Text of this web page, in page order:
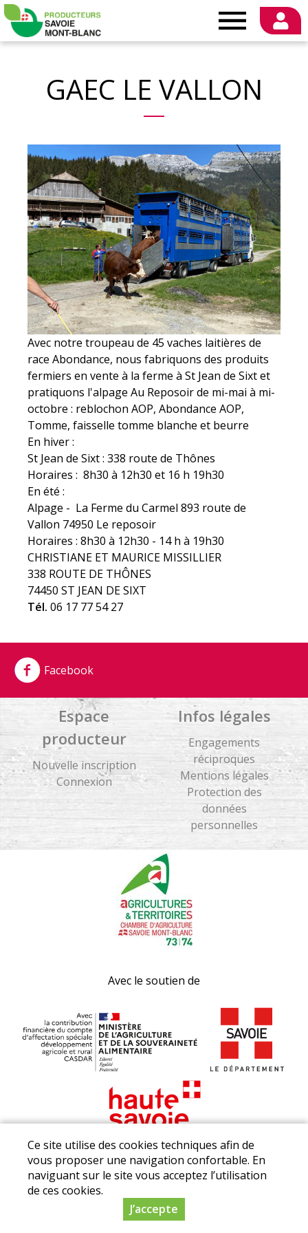
Mont-
Blanc
GAEC LE VALLON
Avec notre troupeau de 45 vaches laitières de
race Abondance, nous fabriquons des produits
fermiers en vente à la ferme à St Jean de Sixt et
pratiquons l'alpage Au Reposoir de mi-mai à mi-
octobre : reblochon AOP, Abondance AOP,
Tomme, faisselle tomme blanche et beurre
En hiver :
St Jean de Sixt : 338 route de Thônes
Horaires : 8h30 à 12h30 et 16 h 19h30
En été :
Alpage - La Ferme du Carmel 893 route de
Vallon 74950 Le reposoir
Horaires : 8h30 à 12h30 - 14 h à 19h30
CHRISTIANE ET MAURICE MISSILLIER
338 ROUTE DE THÔNES
74450 ST JEAN DE SIXT
Tél. 06 17 77 54 27
Facebook
Infos légales
Engagements
réciproques
Mentions légales
Protection des
données
personnelles
Espace
producteur
Nouvelle inscription
Connexion
Avec le soutien de
© Producteurs Savoie
Mont-Blanc. Réalisation
Ce site utilise des cookies techniques afin de
vous proposer une navigation confortable. En
naviguant sur le site vous acceptez l’utilisation
de ces cookies.
J’accepte